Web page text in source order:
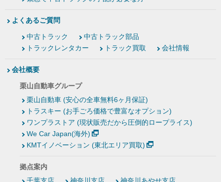
よくあるご質問
中古トラック
中古トラック部品
トラックレンタカー
トラック買取 会社情報
会社概要
栗山自動車グループ
栗山自動車 (安心の全車無料6ヶ月保証)
トラスキー (お手ごろ価格で豊富なオプション)
ワンプラストア (現状販売だから圧倒的ロープライス)
We Car Japan(海外)
KMTイノベーション (東北エリア買取)
拠点案内